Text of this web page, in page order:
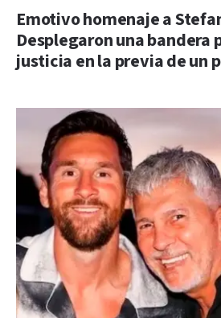
Emotivo homenaje a
Desplegaron una bandera
justicia en la previa de un